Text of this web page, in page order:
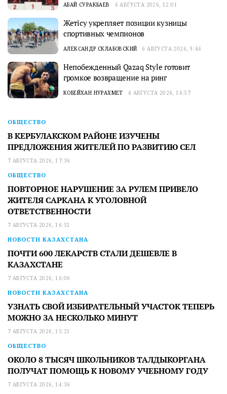
АБАЙ СУРАКБАЕВ 6 АВГУСТА 2026, 12:01
Жетісу укрепляет позиции кузницы
спортивных чемпионов
АЛЕКСАНДР СКЛАБОВСКИЙ 6 АВГУСТА 2026, 9:46
Непобежденный Qazaq Style готовит
громкое возвращение на ринг
КОБЕЙХАН НУРАХМЕТ 4 АВГУСТА 2026, 16:57
ОБЩЕСТВО
В КЕРБУЛАКСКОМ РАЙОНЕ ИЗУЧЕНЫ
ПРЕДЛОЖЕНИЯ ЖИТЕЛЕЙ ПО РАЗВИТИЮ СЕЛ
7 АВГУСТА 2026, 17:36
ОБЩЕСТВО
ПОВТОРНОЕ НАРУШЕНИЕ ЗА РУЛЕМ ПРИВЕЛО
ЖИТЕЛЯ САРКАНА К УГОЛОВНОЙ
ОТВЕТСТВЕННОСТИ
7 АВГУСТА 2026, 16:51
НОВОСТИ КАЗАХСТАНА
ПОЧТИ 600 ЛЕКАРСТВ СТАЛИ ДЕШЕВЛЕ В
КАЗАХСТАНЕ
7 АВГУСТА 2026, 16:06
НОВОСТИ КАЗАХСТАНА
УЗНАТЬ СВОЙ ИЗБИРАТЕЛЬНЫЙ УЧАСТОК ТЕПЕРЬ
МОЖНО ЗА НЕСКОЛЬКО МИНУТ
7 АВГУСТА 2026, 15:21
ОБЩЕСТВО
ОКОЛО 8 ТЫСЯЧ ШКОЛЬНИКОВ ТАЛДЫКОРГАНА
ПОЛУЧАТ ПОМОЩЬ К НОВОМУ УЧЕБНОМУ ГОДУ
7 АВГУСТА 2026, 14:36